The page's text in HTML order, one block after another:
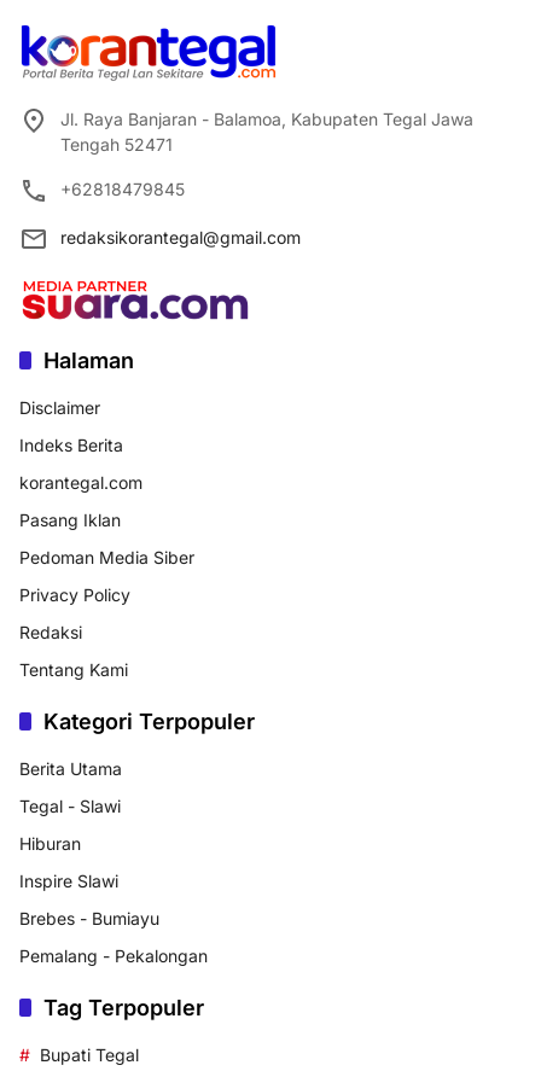
Jl. Raya Banjaran - Balamoa, Kabupaten Tegal Jawa
Tengah 52471
+62818479845
redaksikorantegal@gmail.com
Halaman
Disclaimer
Indeks Berita
korantegal.com
Pasang Iklan
Pedoman Media Siber
Privacy Policy
Redaksi
Tentang Kami
Kategori Terpopuler
Berita Utama
Tegal - Slawi
Hiburan
Inspire Slawi
Brebes - Bumiayu
Pemalang - Pekalongan
Tag Terpopuler
Bupati Tegal